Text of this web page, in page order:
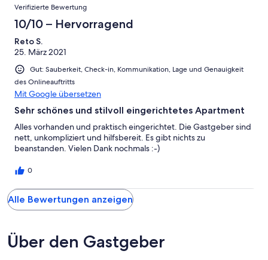
Verifizierte Bewertung
10/10 – Hervorragend
Reto S.
25. März 2021
Gut: Sauberkeit, Check-in, Kommunikation, Lage und Genauigkeit
des Onlineauftritts
Mit Google übersetzen
Sehr schönes und stilvoll eingerichtetes Apartment
Alles vorhanden und praktisch eingerichtet. Die Gastgeber sind
nett, unkompliziert und hilfsbereit. Es gibt nichts zu
beanstanden. Vielen Dank nochmals :-)
0
Alle Bewertungen anzeigen
Über den Gastgeber